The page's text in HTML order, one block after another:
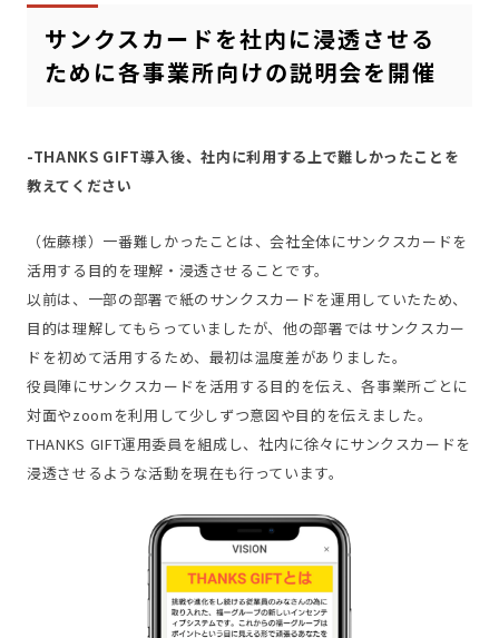
サンクスカードを社内に浸透させる
ために各事業所向けの説明会を開催
-THANKS GIFT導入後、社内に利用する上で難しかったことを
教えてください
（佐藤様）一番難しかったことは、会社全体にサンクスカードを
活用する目的を理解・浸透させることです。
以前は、一部の部署で紙のサンクスカードを運用していたため、
目的は理解してもらっていましたが、他の部署ではサンクスカー
ドを初めて活用するため、最初は温度差がありました。
役員陣にサンクスカードを活用する目的を伝え、各事業所ごとに
対面やzoomを利用して少しずつ意図や目的を伝えました。
THANKS GIFT運用委員を組成し、社内に徐々にサンクスカードを
浸透させるような活動を現在も行っています。